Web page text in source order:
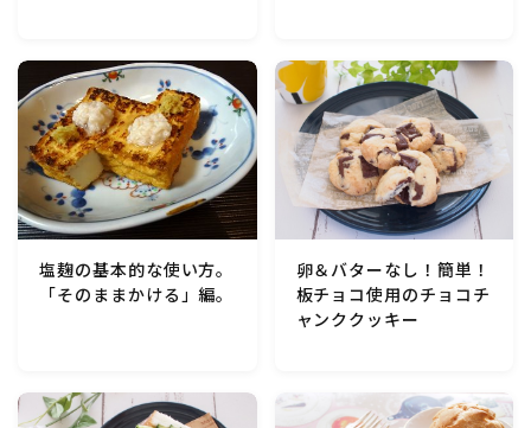
塩麹の基本的な使い方。
「そのままかける」編。
卵＆バターなし！簡単！
板チョコ使用のチョコチ
ャンククッキー